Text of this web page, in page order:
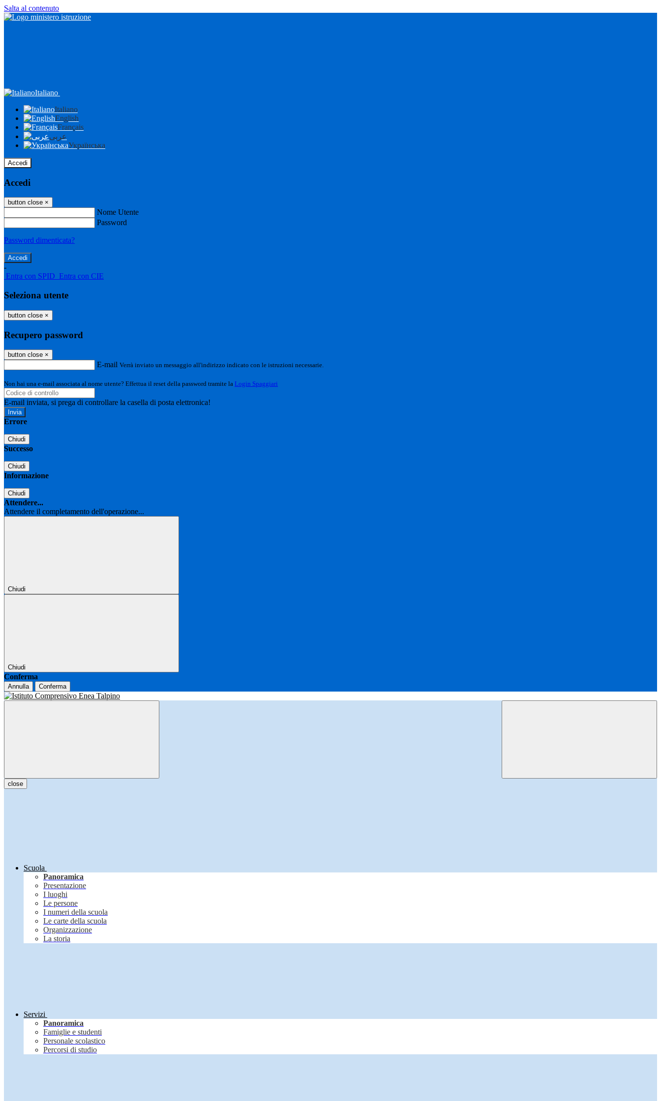
Salta al contenuto
Italiano
Italiano
English
Français
عربى
Українська
Accedi
Accedi
button close ×
Nome Utente
Password
Password dimenticata?
-
Entra con SPID Entra con CIE
Seleziona utente
button close ×
Recupero password
button close ×
E-mail Verrà inviato un messaggio all'indirizzo indicato con le istruzioni necessarie.
Non hai una e-mail associata al nome utente? Effettua il reset della password tramite la Login Spaggiari
E-mail inviata, si prega di controllare la casella di posta elettronica!
Errore
Chiudi
Successo
Chiudi
Informazione
Chiudi
Attendere...
Attendere il completamento dell'operazione...
Chiudi
Chiudi
Conferma
Annulla Conferma
close
Scuola
Panoramica
Presentazione
I luoghi
Le persone
I numeri della scuola
Le carte della scuola
Organizzazione
La storia
Servizi
Panoramica
Famiglie e studenti
Personale scolastico
Percorsi di studio